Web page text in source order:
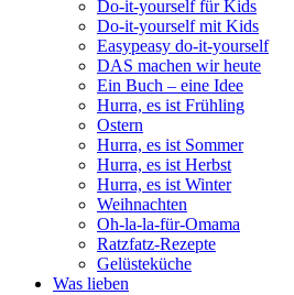
Do-it-yourself für Kids
Do-it-yourself mit Kids
Easypeasy do-it-yourself
DAS machen wir heute
Ein Buch – eine Idee
Hurra, es ist Frühling
Ostern
Hurra, es ist Sommer
Hurra, es ist Herbst
Hurra, es ist Winter
Weihnachten
Oh-la-la-für-Omama
Ratzfatz-Rezepte
Gelüsteküche
Was lieben